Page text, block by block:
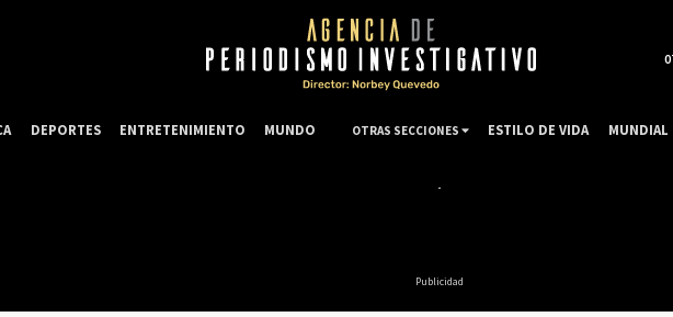
Publicidad
DEPORTES ENTRETENIMIENTO MUNDO OTRAS SECCIONES ESTILO DE VIDA MUNDIAL